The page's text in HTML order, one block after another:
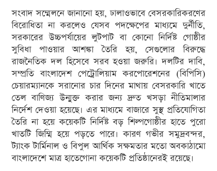
সংবাদ সম্মেলনে জানানো হয়, ঢালাওভাবে বেসরকারিকরণের
বিরোধিতা না করলেও যেসব পদক্ষেপের মাধ্যমে দুর্নীতি,
সরকারের উচ্চপর্যায়ের লুটপাট বা কোনো নির্দিষ্ট গোষ্ঠীর
সুবিধা পাওয়ার আশঙ্কা তৈরি হয়, সেগুলোর বিরুদ্ধে
রাজনৈতিক দল হিসেবে সরব হওয়া জরুরি। দলটির দাবি,
সম্প্রতি বাংলাদেশ পেট্রোলিয়াম করপোরেশনের (বিপিসি)
চেয়ারম্যানকে সরানোর চার দিনের মাথায় বেসরকারি খাতে
তেল বাণিজ্য উন্মুক্ত করার জন্য দ্রুত খসড়া নীতিমালার
নির্দেশ দেওয়া হয়েছে। এর মাধ্যমে বাজারে সুস্থ প্রতিযোগিতা
তৈরি না হয়ে কয়েকটি নির্দিষ্ট বড় শিল্পগোষ্ঠীর হাতে পুরো
খাতটি জিম্মি হয়ে পড়তে পারে। কারণ গভীর সমুদ্রবন্দর,
ট্যাংক টার্মিনাল ও বিপুল আর্থিক সক্ষমতার মতো অবকাঠামো
বাংলাদেশে মাত্র হাতেগোনা কয়েকটি প্রতিষ্ঠানেরই রয়েছে।